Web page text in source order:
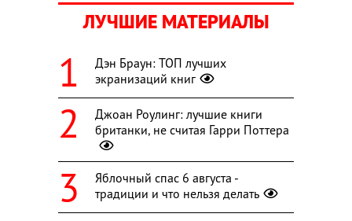
ЛУЧШИЕ МАТЕРИАЛЫ
Дэн Браун: ТОП лучших
экранизаций книг
Джоан Роулинг: лучшие книги
британки, не считая Гарри Поттера
Яблочный спас 6 августа -
традиции и что нельзя делать